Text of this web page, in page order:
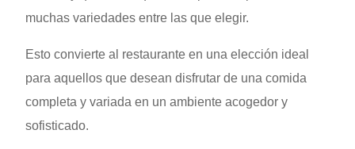
muchas variedades entre las que elegir.
Esto convierte al restaurante en una elección ideal
para aquellos que desean disfrutar de una comida
completa y variada en un ambiente acogedor y
sofisticado.